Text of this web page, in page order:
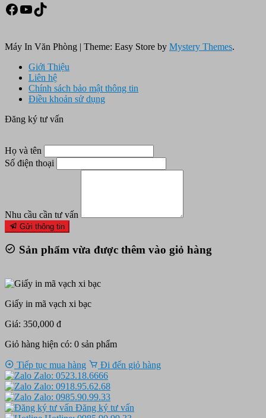
Facebook
Youtube
TikTok
Máy In Văn Phòng | Theme: Easy Store by Mystery Themes.
Giới Thiệu
Liên hệ
Chính sách bảo mật thông tin
Điều khoản sử dụng
Đăng ký tư vấn
Họ và tên
Số điện thoại
Nhu cầu cần tư vấn
Gửi thông tin
Sản phẩm vừa được thêm vào giỏ hàng
Giấy in mã vạch xi bạc
Giá: 350,000 đ
Giỏ hàng hiện có: 0 sản phẩm
Tiếp tục mua hàng
Đi đến giỏ hàng
Zalo: 0523.18.6666
Zalo: 0918.95.62.68
Zalo: 0985.90.99.33
Đăng ký tư vấn